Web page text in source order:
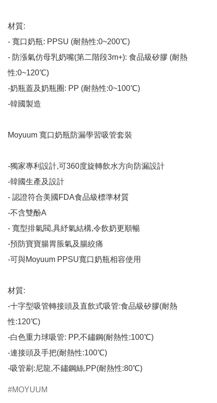
材質:
- 寬口奶瓶: PPSU (耐熱性:0~200℃)
- 防漲氣仿母乳奶嘴(第二階段3m+): 食品級矽膠 (耐熱
性:0~120℃)
-奶瓶蓋及奶瓶圈: PP (耐熱性:0~100℃)
-韓國製造​
Moyuum 寬口奶瓶防漏學習吸管套裝
-獨家專利設計,可360度旋轉飲水方向防漏設計
-韓國生產及設計
- 認證符合美國FDA食品級標準材質
-不含雙酚A
- 寬型排氣閥,具紓氣結構,令飲奶更順暢
-預防寶寶腸胃脹氣及腸絞痛
-可與Moyuum PPSU寬口奶瓶相容使用
材質:
-十字型吸管轉接頭及直飲式吸管:食品級矽膠(耐熱
性:120℃)
-白色重力球吸管: PP,不鏽鋼(耐熱性:100℃)
-連接頭及手把(耐熱性:100℃)
-吸管刷:尼龍,不鏽鋼絲,PP(耐熱性:80℃)
MOYUUM